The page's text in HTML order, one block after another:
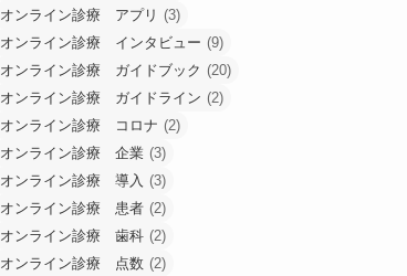
オンライン診療 アプリ (3)
オンライン診療 インタビュー (9)
オンライン診療 ガイドブック (20)
オンライン診療 ガイドライン (2)
オンライン診療 コロナ (2)
オンライン診療 企業 (3)
オンライン診療 導入 (3)
オンライン診療 患者 (2)
オンライン診療 歯科 (2)
オンライン診療 点数 (2)